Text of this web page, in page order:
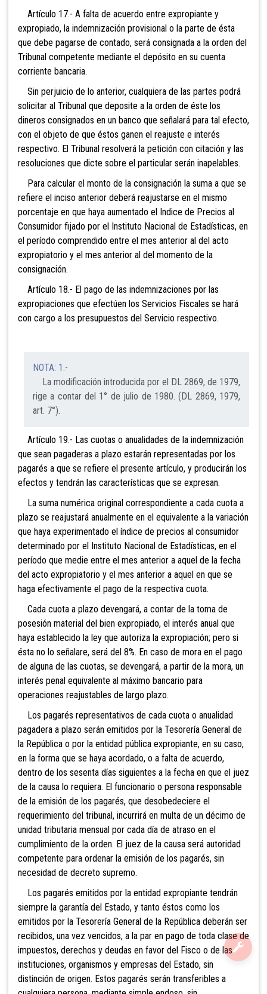
Artículo 17.- A falta de acuerdo entre expropiante y
expropiado, la indemnización provisional o la parte de ésta
que debe pagarse de contado, será consignada a la orden del
Tribunal competente mediante el depósito en su cuenta
corriente bancaria.
Sin perjuicio de lo anterior, cualquiera de las partes podrá
solicitar al Tribunal que deposite a la orden de éste los
dineros consignados en un banco que señalará para tal efecto,
con el objeto de que éstos ganen el reajuste e interés
respectivo. El Tribunal resolverá la petición con citación y las
resoluciones que dicte sobre el particular serán inapelables.
Para calcular el monto de la consignación la suma a que se
refiere el inciso anterior deberá reajustarse en el mismo
porcentaje en que haya aumentado el Indice de Precios al
Consumidor fijado por el Instituto Nacional de Estadísticas, en
el período comprendido entre el mes anterior al del acto
expropiatorio y el mes anterior al del momento de la
consignación.
Artículo 18.- El pago de las indemnizaciones por las
expropiaciones que efectúen los Servicios Fiscales se hará
con cargo a los presupuestos del Servicio respectivo.
NOTA: 1.-
La modificación introducida por el DL 2869, de 1979,
rige a contar del 1° de julio de 1980. (DL 2869, 1979,
art. 7°).
Artículo 19.- Las cuotas o anualidades de la indemnización
que sean pagaderas a plazo estarán representadas por los
pagarés a que se refiere el presente artículo, y producirán los
efectos y tendrán las características que se expresan.
La suma numérica original correspondiente a cada cuota a
plazo se reajustará anualmente en el equivalente a la variación
que haya experimentado el índice de precios al consumidor
determinado por el Instituto Nacional de Estadísticas, en el
período que medie entre el mes anterior a aquel de la fecha
del acto expropiatorio y el mes anterior a aquel en que se
haga efectivamente el pago de la respectiva cuota.
Cada cuota a plazo devengará, a contar de la toma de
posesión material del bien expropiado, el interés anual que
haya establecido la ley que autoriza la expropiación; pero si
ésta no lo señalare, será del 8%. En caso de mora en el pago
de alguna de las cuotas, se devengará, a partir de la mora, un
interés penal equivalente al máximo bancario para
operaciones reajustables de largo plazo.
Los pagarés representativos de cada cuota o anualidad
pagadera a plazo serán emitidos por la Tesorería General de
la República o por la entidad pública expropiante, en su caso,
en la forma que se haya acordado, o a falta de acuerdo,
dentro de los sesenta días siguientes a la fecha en que el juez
de la causa lo requiera. El funcionario o persona responsable
de la emisión de los pagarés, que desobedeciere el
requerimiento del tribunal, incurrirá en multa de un décimo de
unidad tributaria mensual por cada día de atraso en el
cumplimiento de la orden. El juez de la causa será autoridad
competente para ordenar la emisión de los pagarés, sin
necesidad de decreto supremo.
Los pagarés emitidos por la entidad expropiante tendrán
siempre la garantía del Estado, y tanto éstos como los
emitidos por la Tesorería General de la República deberán ser
recibidos, una vez vencidos, a la par en pago de toda clase de
impuestos, derechos y deudas en favor del Fisco o de las
instituciones, organismos y empresas del Estado, sin
distinción de origen. Estos pagarés serán transferibles a